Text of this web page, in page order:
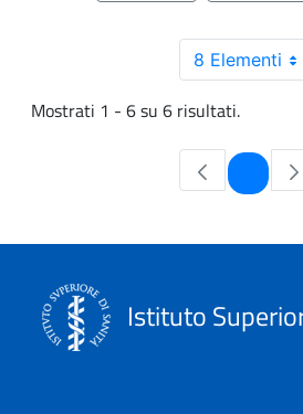
8 Elementi
Mostrati 1 - 6 su 6 risultati.
Pagina
Istituto